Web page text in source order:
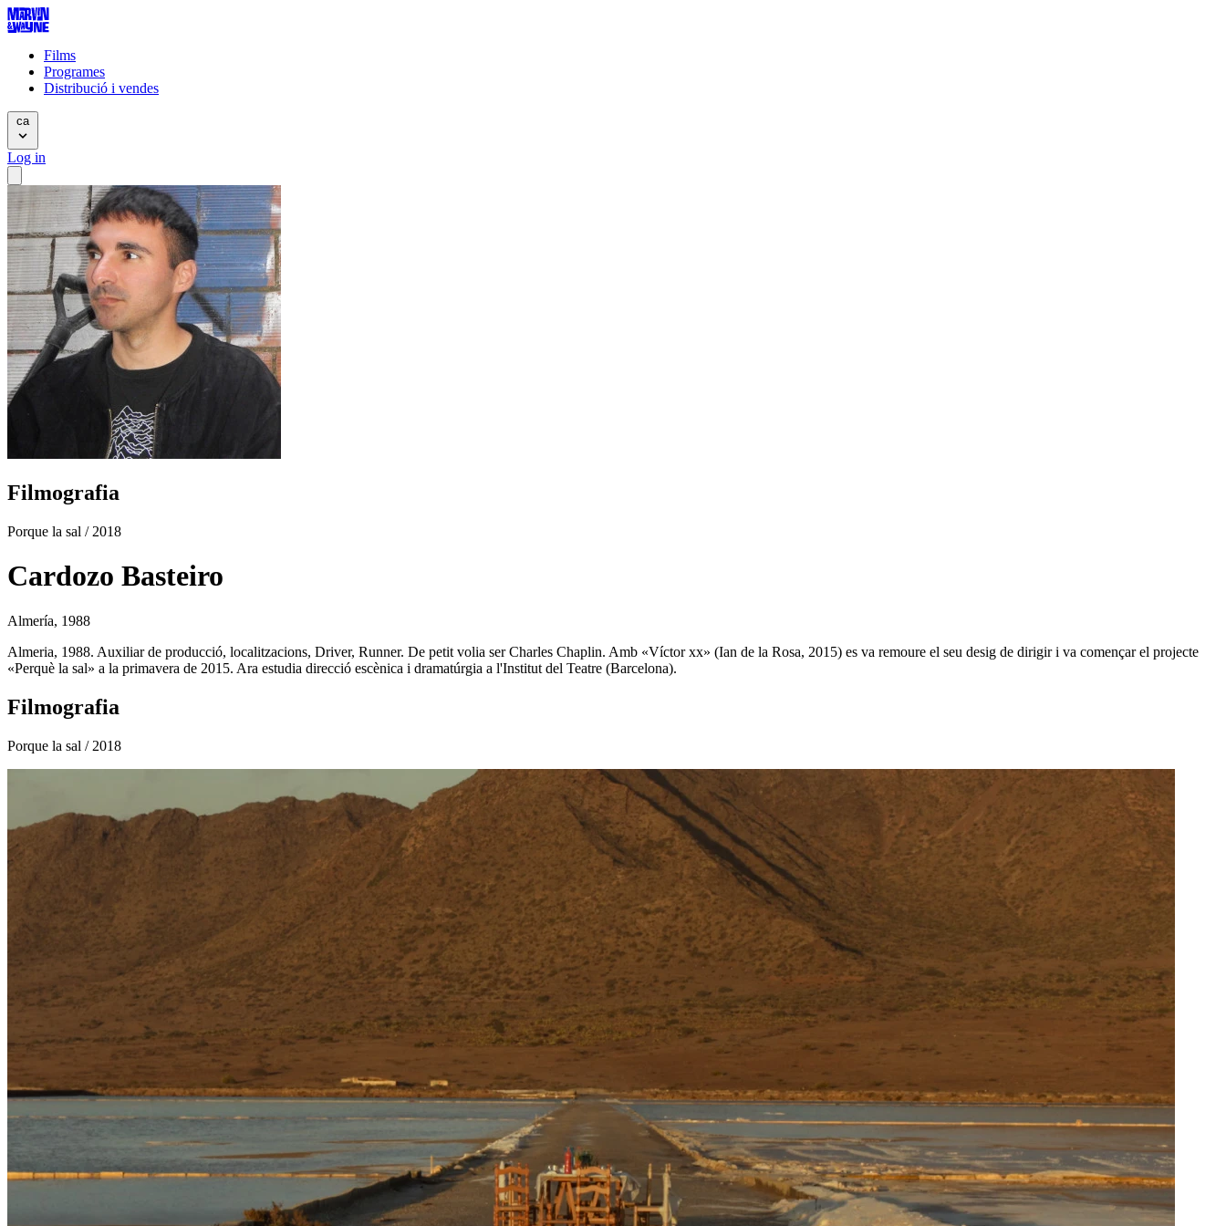
Films
Programes
Distribució i vendes
ca
Log in
Filmografia
Porque la sal / 2018
Cardozo Basteiro
Almería, 1988
Almeria, 1988. Auxiliar de producció, localitzacions, Driver, Runner. De petit volia ser Charles Chaplin. Amb «Víctor xx» (Ian de la Rosa, 2015) es va remoure el seu desig de dirigir i va començar el projecte
«Perquè la sal» a la primavera de 2015. Ara estudia direcció escènica i dramatúrgia a l'Institut del Teatre (Barcelona).
Filmografia
Porque la sal / 2018